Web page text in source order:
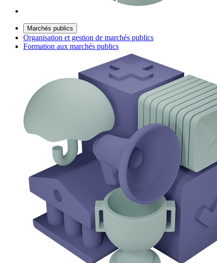
Marchés publics
Organisation et gestion de marchés publics
Formation aux marchés publics